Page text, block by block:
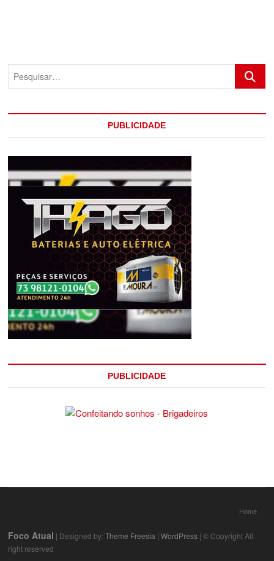
PUBLICIDADE
PUBLICIDADE
Home
Foco Atual | Designed by:Theme Freesia |WordPress | © Copyright All
right reserved